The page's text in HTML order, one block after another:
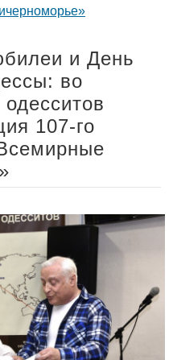
и День
во
107-го